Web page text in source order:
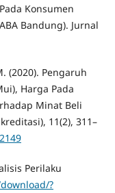
Konsumen
Bandung). Jurnal
(2020). Pengaruh
Harga Pada
Minat Beli
11(2), 311–
Perilaku
?